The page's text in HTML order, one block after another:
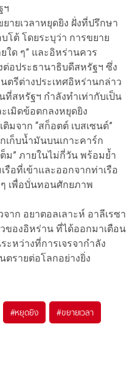
ฯ
ยเวลาหยุดยิง ฝั่งที่ปรึกษา
โต้ โดยระบุว่า การขยาย
ใด ๆ” และอิหร่านควร
อประธานาธิบดีสหรัฐฯ ซึ่ง
รีต่างประเทศอิหร่านกล่าว
สหรัฐฯ กำลังทำเท่ากับเป็น
เมิดข้อตกลงหยุดยิง
มจาก “สก็อตต์ เบสเซนต์”
เก็บน้ำมันบนเกาะคาร์ก
ต็ม” ภายในไม่กี่วัน พร้อมย้ำ
รือที่เข้าและออกจากท่าเรือ
เพื่อบั่นทอนศักยภาพ
าก อยาตอลเลาะห์ อาลีเรซา
ของอิหร่าน ที่ได้ออกมาเตือน
หว่างที่การเจรจากำลัง
ตรายต่อโลกอย่างยิ่ง
#หยุดยิง #ขยายเวลา